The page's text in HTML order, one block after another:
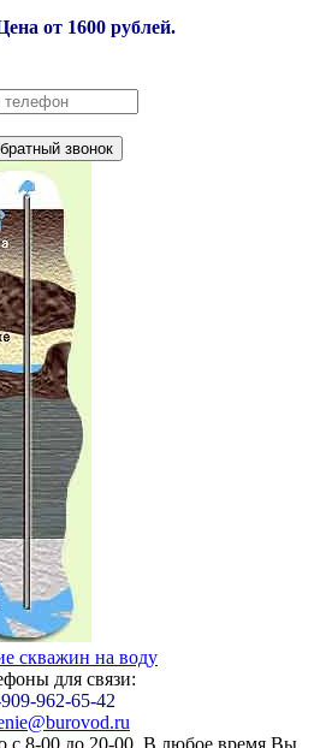
от 1600 рублей.
скважин на воду
для связи:
962-65-42